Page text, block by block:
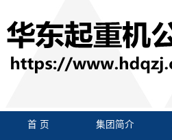
首 页 集团简介